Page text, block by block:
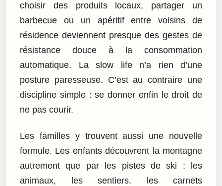
choisir des produits locaux, partager un
barbecue ou un apéritif entre voisins de
résidence deviennent presque des gestes de
résistance douce à la consommation
automatique. La slow life n’a rien d’une
posture paresseuse. C’est au contraire une
discipline simple : se donner enfin le droit de
ne pas courir.
Les familles y trouvent aussi une nouvelle
formule. Les enfants découvrent la montagne
autrement que par les pistes de ski : les
animaux, les sentiers, les carnets